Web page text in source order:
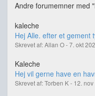
Andre forumemner med
kaleche
Hej Alle. efter et gement
Skrevet af: Allan O - 7. okt
Kaleche
Hej vil gerne have en
Skrevet af: Torben K - 12. nov